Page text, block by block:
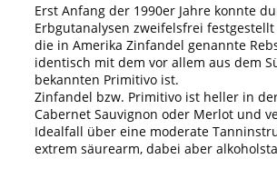
Erst Anfang der 1990er Jahre konnte
Erbgutanalysen zweifelsfrei festgestellt
die in Amerika Zinfandel genannte
identisch mit dem vor allem aus dem
bekannten Primitivo ist.
Zinfandel bzw. Primitivo ist heller in
Cabernet Sauvignon oder Merlot und
Idealfall über eine moderate
extrem säurearm, dabei aber